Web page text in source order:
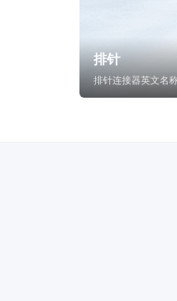
排针
排针连接器英文名